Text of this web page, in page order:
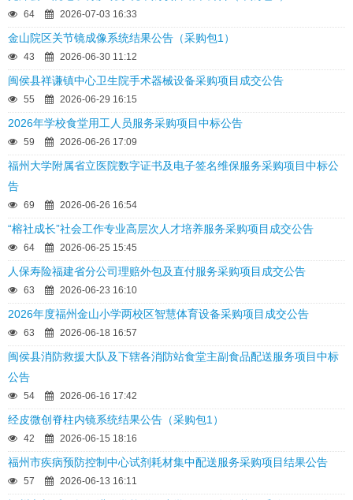
64 2026-07-03 16:33
金山院区关节镜成像系统结果公告（采购包1）
43 2026-06-30 11:12
闽侯县祥谦镇中心卫生院手术器械设备采购项目成交公告
55 2026-06-29 16:15
2026年学校食堂用工人员服务采购项目中标公告
59 2026-06-26 17:09
福州大学附属省立医院数字证书及电子签名维保服务采购项目中标公
告
69 2026-06-26 16:54
“榕社成长”社会工作专业高层次人才培养服务采购项目成交公告
64 2026-06-25 15:45
人保寿险福建省分公司理赔外包及直付服务采购项目成交公告
63 2026-06-23 16:10
2026年度福州金山小学两校区智慧体育设备采购项目成交公告
63 2026-06-18 16:57
闽侯县消防救援大队及下辖各消防站食堂主副食品配送服务项目中标
公告
54 2026-06-16 17:42
经皮微创脊柱内镜系统结果公告（采购包1）
42 2026-06-15 18:16
福州市疾病预防控制中心试剂耗材集中配送服务采购项目结果公告
57 2026-06-13 16:11